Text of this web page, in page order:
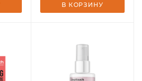
В КОРЗИНУ